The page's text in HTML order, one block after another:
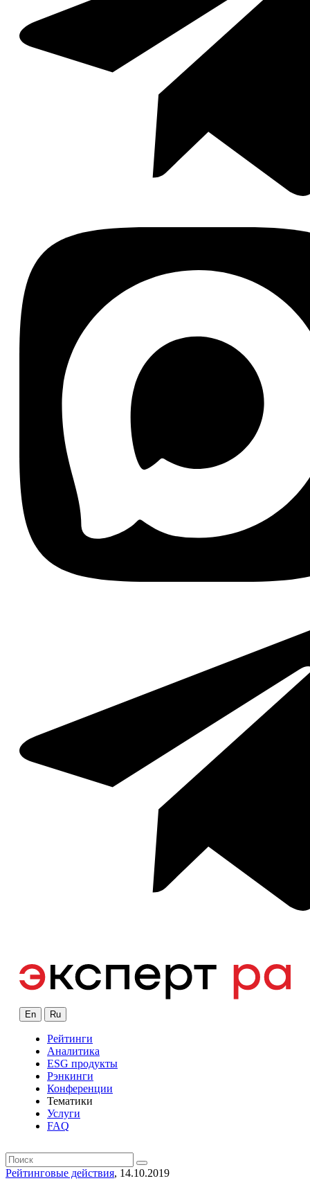
En Ru
Рейтинги
Аналитика
ESG продукты
Рэнкинги
Конференции
Тематики
Услуги
FAQ
Рейтинговые действия, 14.10.2019